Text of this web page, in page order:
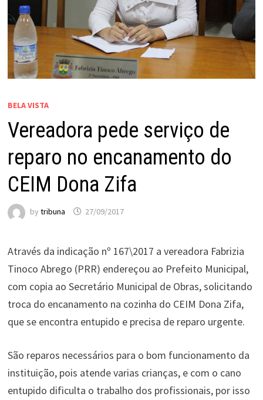
BELA VISTA
Vereadora pede serviço de
reparo no encanamento do
CEIM Dona Zifa
by tribuna 27/09/2017
Através da indicação nº 167\2017 a vereadora Fabrizia
Tinoco Abrego (PRR) endereçou ao Prefeito Municipal,
com copia ao Secretário Municipal de Obras, solicitando
troca do encanamento na cozinha do CEIM Dona Zifa,
que se encontra entupido e precisa de reparo urgente.
São reparos necessários para o bom funcionamento da
instituição, pois atende varias crianças, e com o cano
entupido dificulta o trabalho dos profissionais, por isso